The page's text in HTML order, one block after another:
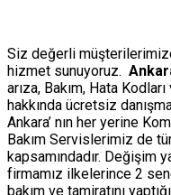
Siz değerli
hizmet sunuyoruz.
arıza, Bakım, Hata
hakkında ücretsiz
Ankara’ nın her yerine
Bakım Servislerimiz de
kapsamındadır. Değişim
firmamız ilkelerince 2
bakım ve tamiratını